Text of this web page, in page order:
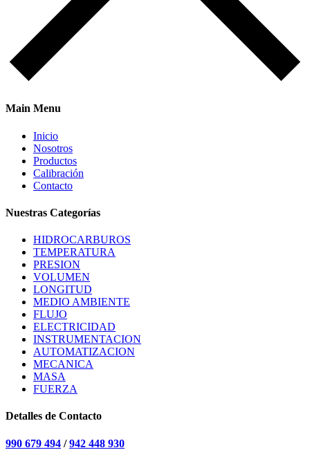
Main Menu
Inicio
Nosotros
Productos
Calibración
Contacto
Nuestras Categorías
HIDROCARBUROS
TEMPERATURA
PRESION
VOLUMEN
LONGITUD
MEDIO AMBIENTE
FLUJO
ELECTRICIDAD
INSTRUMENTACION
AUTOMATIZACION
MECANICA
MASA
FUERZA
Detalles de Contacto
990 679 494 /942 448 930